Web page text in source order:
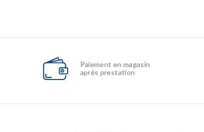
Paiement en magasin
après prestation